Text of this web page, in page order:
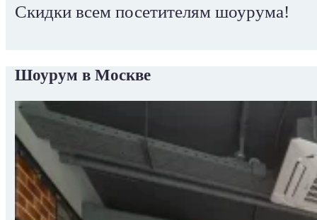
Скидки всем посетителям шоурума!
Шоурум в Москве